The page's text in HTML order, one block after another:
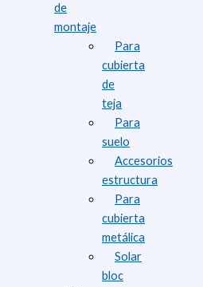
de
montaje
Para
cubierta
de
teja
Para
suelo
Accesorios
estructura
Para
cubierta
metálica
Solar
bloc